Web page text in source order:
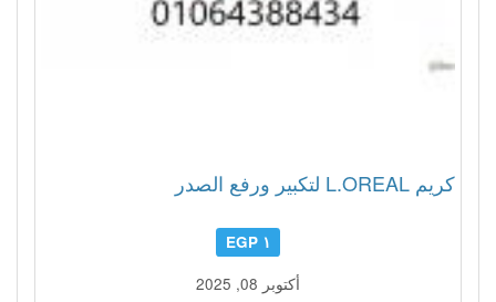
كريم L.OREAL لتكبير ورفع الصدر
١ EGP
أكتوبر 08, 2025